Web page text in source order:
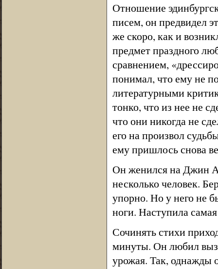
Отношение
писем, он предвидел
же скоро, как и
предмет праздного
сравнением,
понимал, что ему не
литературными
тонко, что из нее не
что они никогда не
его на произвол
ему пришлось снова
Он женился на Джин
несколько человек.
упорно. Но у него не
ноги. Наступила
Сочинять стихи
минуты. Он любил
урожая. Так, однажды